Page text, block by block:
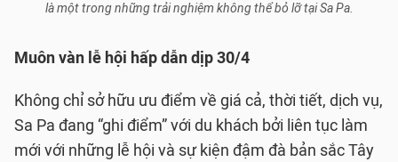
là một trong những trải nghiệm không thể bỏ lỡ tại Sa Pa.
Muôn vàn lễ hội hấp dẫn dịp 30/4
Không chỉ sở hữu ưu điểm về giá cả, thời tiết, dịch vụ,
Sa Pa đang “ghi điểm” với du khách bởi liên tục làm
mới với những lễ hội và sự kiện đậm đà bản sắc Tây